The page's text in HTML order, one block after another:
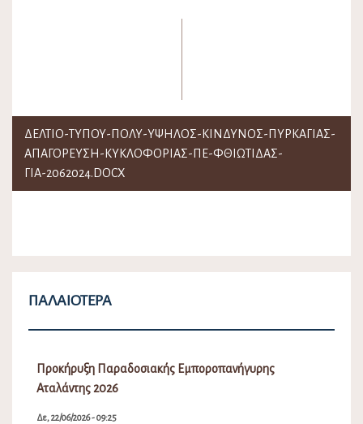
ΔΕΛΤΙΟ-ΤΎΠΟΥ-ΠΟΛΥ-ΥΨΗΛΟΣ-ΚΙΝΔΥΝΟΣ-ΠΥΡΚΑΓΙΑΣ-
ΑΠΑΓΟΡΕΥΣΗ-ΚΥΚΛΟΦΟΡΙΑΣ-ΠΕ-ΦΘΙΩΤΙΔΑΣ-
ΓΙΑ-2062024.DOCX
ΠΑΛΑΙΌΤΕΡΑ
Προκήρυξη Παραδοσιακής Εμποροπανήγυρης
Αταλάντης 2026
Δε, 22/06/2026 - 09:25